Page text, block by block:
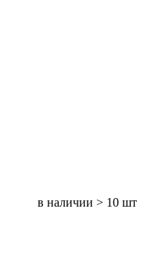
в наличии > 10 шт